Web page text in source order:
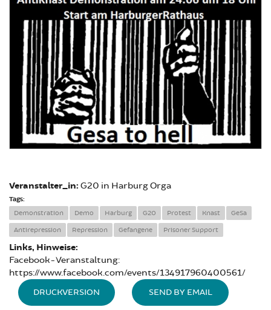
Veranstalter_in: G20 in Harburg Orga
Tags:
Demonstration Demo Harburg G20 Protest Knast GeSa
Antirepression Repression Gefangene Prisoner Support
Links, Hinweise:
Facebook-Veranstaltung:
https://www.facebook.com/events/134917960400561/
DRUCKVERSION SEND BY EMAIL